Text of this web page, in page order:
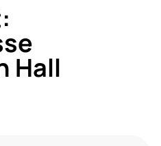
Hall